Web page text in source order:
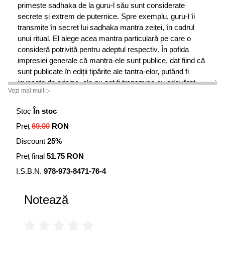
primește sadhaka de la guru-l său sunt considerate
secrete și extrem de puternice. Spre exemplu, guru-l îi
transmite în secret lui sadhaka mantra zeiței, în cadrul
unui ritual. El alege acea mantra particulară pe care o
consideră potrivită pentru adeptul respectiv. În pofida
impresiei generale că mantra-ele sunt publice, dat fiind că
sunt publicate în ediții tipărite ale tantra-elor, putând fi
invocate de oricine, ele nu pot fi transmise cu adevărat
decât de către maeștrii spirituali, în timpul unor ceremonii
spirituale atent organizate.
Vezi mai mult ▷
Stoc În stoc
Preț 69.00 RON
Discount 25%
Preț final 51.75 RON
I.S.B.N. 978-973-8471-76-4
Notează